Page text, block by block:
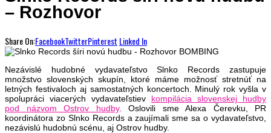
– Rozhovor
Share On:FacebookTwitterPinterest Linked In
Nezávislé hudobné vydavateľstvo Slnko Records zastupuje
množstvo slovenských skupín, ktoré máme možnosť stretnúť na
letných festivaloch aj samostatných koncertoch. Minulý rok vyšla v
spolupráci viacerých vydavateľstiev kompilácia slovenskej hudby
pod názvom Ostrov hudby. Oslovili sme Alexa Čerevku, PR
koordinátora zo Slnko Records a zaujímali sme sa o vydavateľstvo,
nezávislú hudobnú scénu, aj Ostrov hudby.